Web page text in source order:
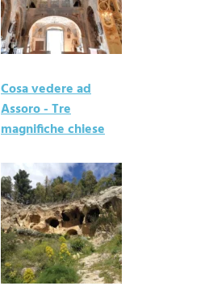
Cosa vedere ad
Assoro - Tre
magnifiche chiese